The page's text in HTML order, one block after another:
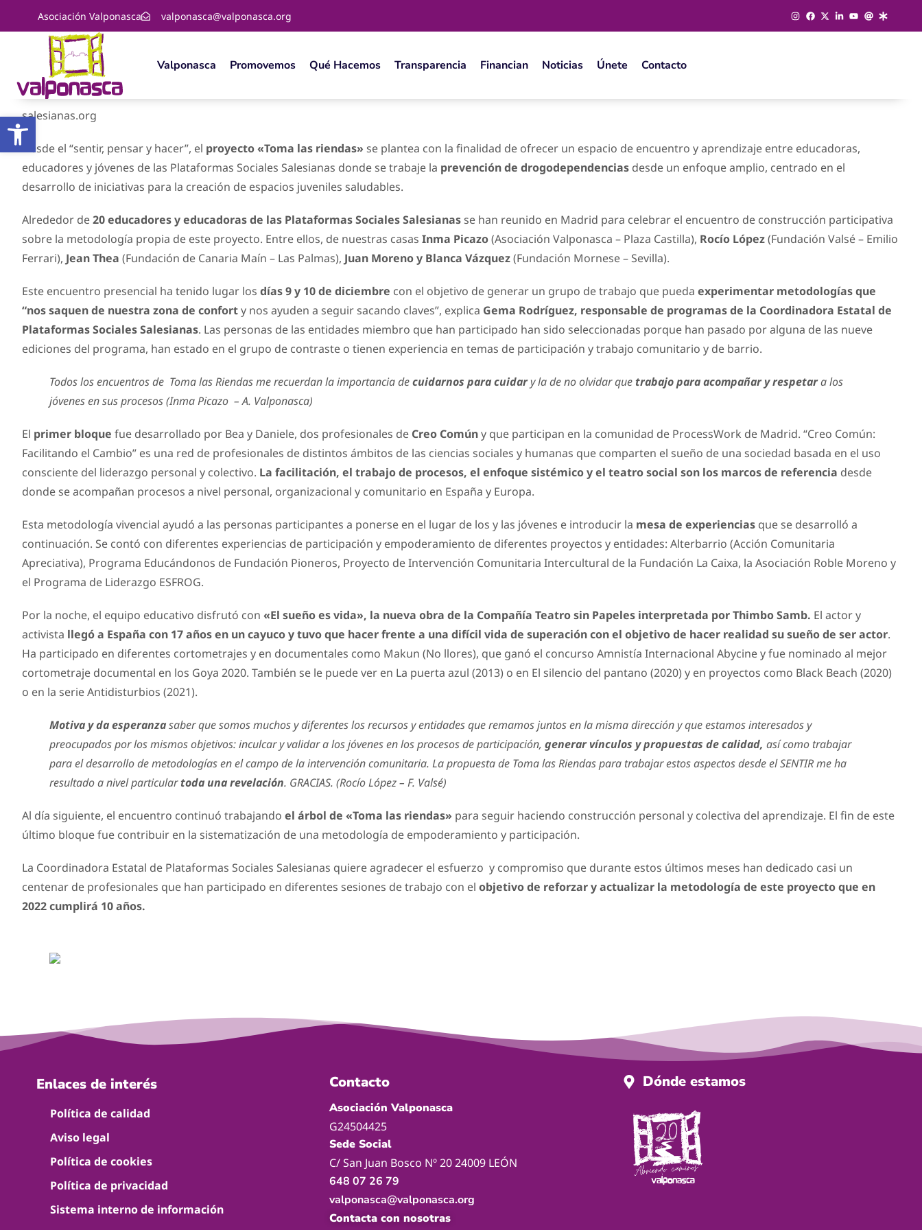
Asociación Valponasca valponasca@valponasca.org
Valponasca Promovemos Qué Hacemos Transparencia Financian Noticias Únete Contacto
salesianas.org
Desde el “sentir, pensar y hacer”, el proyecto «Toma las riendas» se plantea con la finalidad de ofrecer un espacio de encuentro y aprendizaje entre educadoras,
educadores y jóvenes de las Plataformas Sociales Salesianas donde se trabaje la prevención de drogodependencias desde un enfoque amplio, centrado en el
desarrollo de iniciativas para la creación de espacios juveniles saludables.
Alrededor de20 educadores y educadoras de las Plataformas Sociales Salesianasse han reunido en Madrid para celebrar el encuentro de construcción participativa
sobre la metodología propia de este proyecto. Entre ellos, de nuestras casas Inma Picazo(Asociación Valponasca – Plaza Castilla), Rocío López(Fundación Valsé – Emilio
Ferrari), Jean Thea (Fundación de Canaria Maín – Las Palmas), Juan Moreno y Blanca Vázquez(Fundación Mornese – Sevilla).
Este encuentro presencial ha tenido lugar los días 9 y 10 de diciembre con el objetivo de generar un grupo de trabajo que pueda experimentar metodologías que
“nos saquen de nuestra zona de conforty nos ayuden a seguir sacando claves”, explica Gema Rodríguez, responsable de programas de la Coordinadora Estatal de
Plataformas Sociales Salesianas. Las personas de las entidades miembro que han participado han sido seleccionadas porque han pasado por alguna de las nueve
ediciones del programa, han estado en el grupo de contraste o tienen experiencia en temas de participación y trabajo comunitario y de barrio.
Todos los encuentros de Toma las Riendas me recuerdan la importancia decuidarnos para cuidary la de no olvidar quetrabajo para acompañar y respetara los
jóvenes en sus procesos (Inma Picazo – A. Valponasca)
El primer bloque fue desarrollado por Bea y Daniele, dos profesionales de Creo Comúny que participan en la comunidad de ProcessWork de Madrid. “Creo Común:
Facilitando el Cambio” es una red de profesionales de distintos ámbitos de las ciencias sociales y humanas que comparten el sueño de una sociedad basada en el uso
consciente del liderazgo personal y colectivo. La facilitación, el trabajo de procesos, el enfoque sistémico y el teatro social son los marcos de referencia desde
donde se acompañan procesos a nivel personal, organizacional y comunitario en España y Europa.
Esta metodología vivencial ayudó a las personas participantes a ponerse en el lugar de los y las jóvenes e introducir la mesa de experiencias que se desarrolló a
continuación. Se contó con diferentes experiencias de participación y empoderamiento de diferentes proyectos y entidades: Alterbarrio (Acción Comunitaria
Apreciativa), Programa Educándonos de Fundación Pioneros, Proyecto de Intervención Comunitaria Intercultural de la Fundación La Caixa, la Asociación Roble Moreno y
el Programa de Liderazgo ESFROG.
Por la noche, el equipo educativo disfrutó con «El sueño es vida», la nueva obra de la Compañía Teatro sin Papeles interpretada por Thimbo Samb. El actor y
activista llegó a España con 17 años en un cayuco y tuvo que hacer frente a una difícil vida de superación con el objetivo de hacer realidad su sueño de ser actor.
Ha participado en diferentes cortometrajes y en documentales como Makun (No llores), que ganó el concurso Amnistía Internacional Abycine y fue nominado al mejor
cortometraje documental en los Goya 2020. También se le puede ver en La puerta azul (2013) o en El silencio del pantano (2020) y en proyectos como Black Beach (2020)
o en la serie Antidisturbios (2021).
Motiva y da esperanzasaber que somos muchos y diferentes los recursos y entidades que remamos juntos en la misma dirección y que estamos interesados y
preocupados por los mismos objetivos: inculcar y validar a los jóvenes en los procesos de participación, generar vínculos y propuestas de calidad, así como trabajar
para el desarrollo de metodologías en el campo de la intervención comunitaria. La propuesta de Toma las Riendas para trabajar estos aspectos desde el SENTIR me ha
resultado a nivel particulartoda una revelación. GRACIAS. (Rocío López – F. Valsé)
Al día siguiente, el encuentro continuó trabajando el árbol de «Toma las riendas» para seguir haciendo construcción personal y colectiva del aprendizaje. El fin de este
último bloque fue contribuir en la sistematización de una metodología de empoderamiento y participación.
La Coordinadora Estatal de Plataformas Sociales Salesianas quiere agradecer el esfuerzo y compromiso que durante estos últimos meses han dedicado casi un
centenar de profesionales que han participado en diferentes sesiones de trabajo con el objetivo de reforzar y actualizar la metodología de este proyecto que en
2022 cumplirá 10 años.
Enlaces de interés
Política de calidad
Aviso legal
Política de cookies
Política de privacidad
Sistema interno de información
Contacto
Asociación Valponasca
G24504425
Sede Social
C/ San Juan Bosco Nº 20 24009 LEÓN
648 07 26 79
valponasca@valponasca.org
Contacta con nosotras
Dónde estamos
Abrir barra de herramientas